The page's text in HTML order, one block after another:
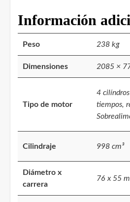
Información
Peso 238 kg
Dimensiones 2085 ×
Tipo de motor
4
tiempos,
Cilindraje 998 cm³
Diámetro x
carrera
76 x 55